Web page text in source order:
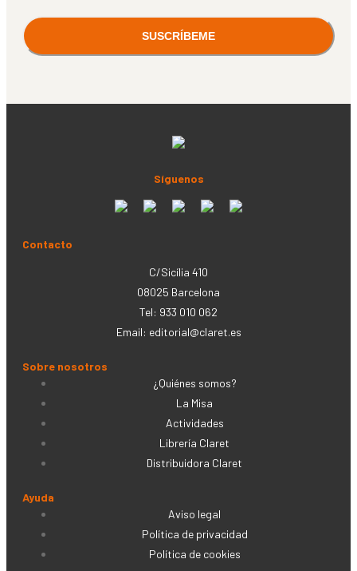
Síguenos
Contacto
C/Sicília 410
08025 Barcelona
Tel: 933 010 062
Email: editorial@claret.es
Sobre nosotros
¿Quiénes somos?
La Misa
Actividades
Librería Claret
Distribuidora Claret
Ayuda
Aviso legal
Política de privacidad
Política de cookies